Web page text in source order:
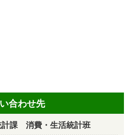
合わせ先
課 消費・生活統計班